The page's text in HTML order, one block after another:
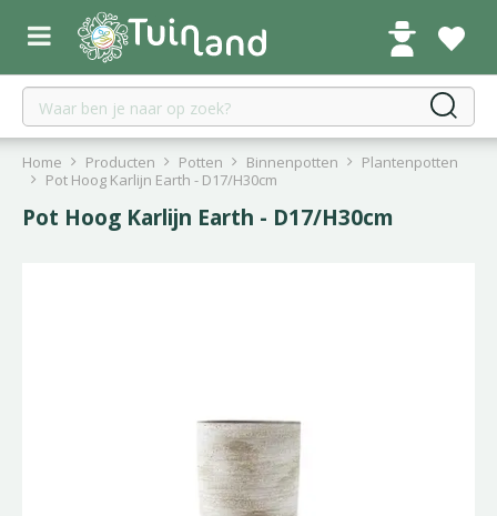
r
Home Producten Potten Binnenpotten
Plantenpotten
Pot Hoog Karlijn Earth - D17/H30cm
Pot Hoog Karlijn Earth - D17/H30cm